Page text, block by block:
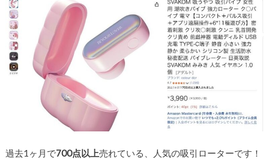
過去1ヶ月で700点以上売れている、人気の吸引ローターです！